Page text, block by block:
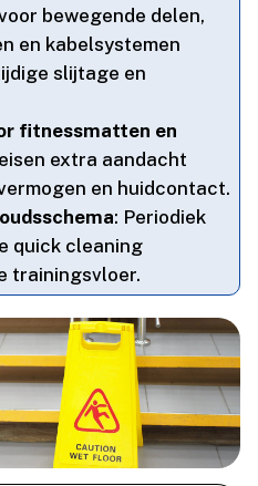
bewegende delen,
en kabelsystemen
slijtage en
fitnessmatten en
extra aandacht
en huidcontact.​
: Periodiek
quick cleaning
trainingsvloer.​